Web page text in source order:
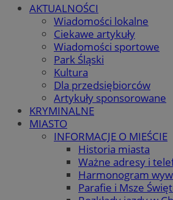
AKTUALNOŚCI
Wiadomości lokalne
Ciekawe artykuły
Wiadomości sportowe
Park Śląski
Kultura
Dla przedsiębiorców
Artykuły sponsorowane
KRYMINALNE
MIASTO
INFORMACJE O MIEŚCIE
Historia miasta
Ważne adresy i
Harmonogram
Parafie i Msze